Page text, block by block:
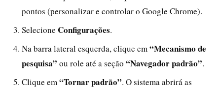
pontos (personalizar e controlar o Google Chrome).
Selecione Configurações.
Na barra lateral esquerda, clique em “Mecanismo de
pesquisa” ou role até a seção “Navegador padrão”.
Clique em “Tornar padrão”. O sistema abrirá as